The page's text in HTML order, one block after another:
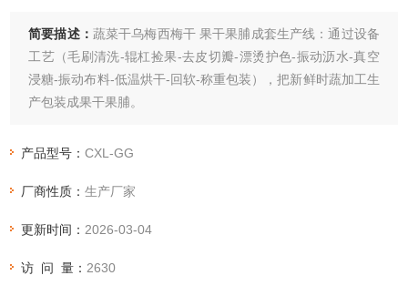
简要描述： 蔬菜干乌梅西梅干 果干果脯成套生产线：通过设备
工艺（毛刷清洗-辊杠捡果-去皮切瓣-漂烫护色-振动沥水-真空
浸糖-振动布料-低温烘干-回软-称重包装），把新鲜时蔬加工生
产包装成果干果脯。
统-包装系统-辅助系统-安装调试-运输-配套设备。
真空浸糖罐等等
产品型号：CXL-GG
厂商性质：生产厂家
更新时间： 2026-03-04
访 问 量： 2630